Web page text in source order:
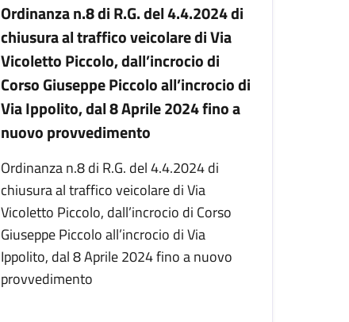
Ordinanza n.8 di R.G. del 4.4.2024 di
chiusura al traffico veicolare di Via
Vicoletto Piccolo, dall’incrocio di
Corso Giuseppe Piccolo all’incrocio di
Via Ippolito, dal 8 Aprile 2024 fino a
nuovo provvedimento
Ordinanza n.8 di R.G. del 4.4.2024 di
chiusura al traffico veicolare di Via
Vicoletto Piccolo, dall’incrocio di Corso
Giuseppe Piccolo all’incrocio di Via
Ippolito, dal 8 Aprile 2024 fino a nuovo
provvedimento